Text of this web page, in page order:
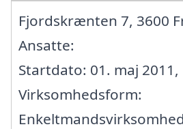
Fjordskrænten 7, 3600
Ansatte:
Startdato: 01. maj 2011,
Virksomhedsform:
Enkeltmandsvirksomhed